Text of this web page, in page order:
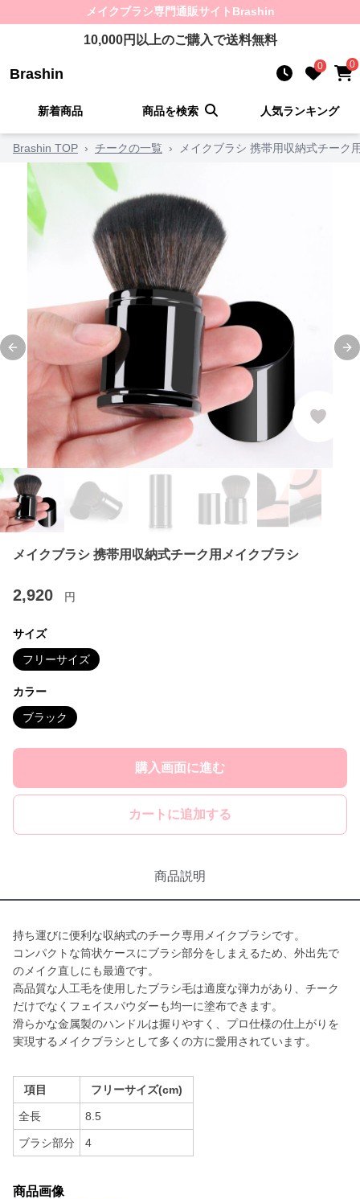
メイクブラシ専門通販サイト Brashin
10,000円以上のご購入で送料無料
Brashin 0 0
新着商品 商品を検索 人気ランキング
Brashin TOP › チークの一覧 › メイクブラシ 携帯用収納式チーク
Previous slide
メイクブラシ 携帯用収納式チーク用メイクブラシ
2,920 円
サイズ
フリーサイズ
カラー
ブラック
購入画面に進む
カートに追加する
商品説明
持ち運びに便利な収納式のチーク専用メイクブラシです。
コンパクトな筒状ケースにブラシ部分をしまえるため、外出先で
のメイク直しにも最適です。
高品質な人工毛を使用したブラシ毛は適度な弾力があり、チーク
だけでなくフェイスパウダーも均一に塗布できます。
滑らかな金属製のハンドルは握りやすく、プロ仕様の仕上がりを
実現するメイクブラシとして多くの方に愛用されています。
項目 フリーサイズ(cm)
全長 8.5
ブラシ部分 4
商品画像